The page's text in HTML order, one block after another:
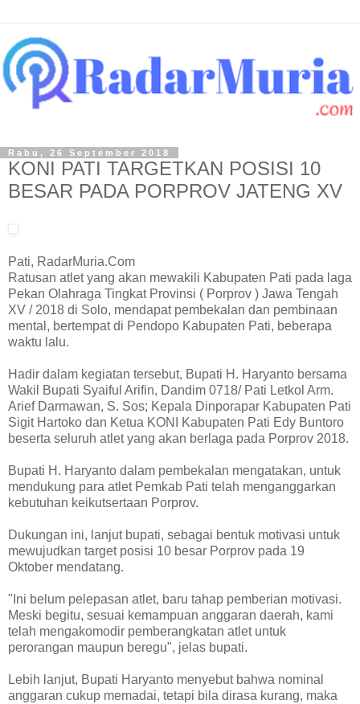
Rabu, 26 September 2018
KONI PATI TARGETKAN POSISI 10
BESAR PADA PORPROV JATENG XV
Pati, RadarMuria.Com
Ratusan atlet yang akan mewakili Kabupaten Pati pada laga
Pekan Olahraga Tingkat Provinsi ( Porprov ) Jawa Tengah
XV / 2018 di Solo, mendapat pembekalan dan pembinaan
mental, bertempat di Pendopo Kabupaten Pati, beberapa
waktu lalu.
Hadir dalam kegiatan tersebut, Bupati H. Haryanto bersama
Wakil Bupati Syaiful Arifin, Dandim 0718/ Pati Letkol Arm.
Arief Darmawan, S. Sos; Kepala Dinporapar Kabupaten Pati
Sigit Hartoko dan Ketua KONI Kabupaten Pati Edy Buntoro
beserta seluruh atlet yang akan berlaga pada Porprov 2018.
Bupati H. Haryanto dalam pembekalan mengatakan, untuk
mendukung para atlet Pemkab Pati telah menganggarkan
kebutuhan keikutsertaan Porprov.
Dukungan ini, lanjut bupati, sebagai bentuk motivasi untuk
mewujudkan target posisi 10 besar Porprov pada 19
Oktober mendatang.
"Ini belum pelepasan atlet, baru tahap pemberian motivasi.
Meski begitu, sesuai kemampuan anggaran daerah, kami
telah mengakomodir pemberangkatan atlet untuk
perorangan maupun beregu", jelas bupati.
Lebih lanjut, Bupati Haryanto menyebut bahwa nominal
anggaran cukup memadai, tetapi bila dirasa kurang, maka